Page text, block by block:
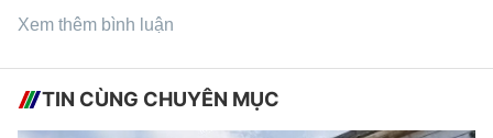
Xem thêm bình luận
TIN CÙNG CHUYÊN MỤC